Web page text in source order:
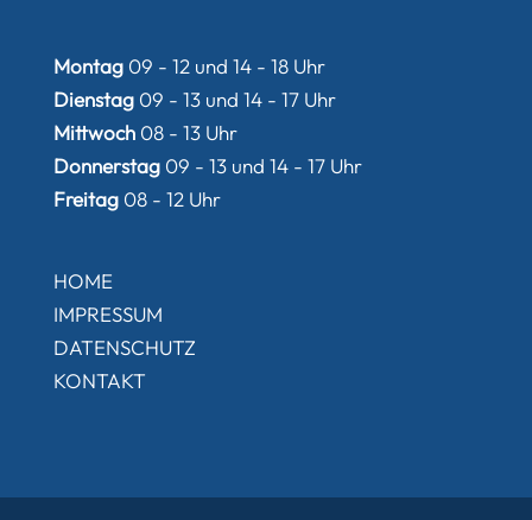
Montag09 - 12 und 14 - 18 Uhr
Dienstag09 - 13 und 14 - 17 Uhr
Mittwoch08 - 13 Uhr
Donnerstag09 - 13 und 14 - 17 Uhr
Freitag08 - 12 Uhr
HOME
IMPRESSUM
DATENSCHUTZ
KONTAKT